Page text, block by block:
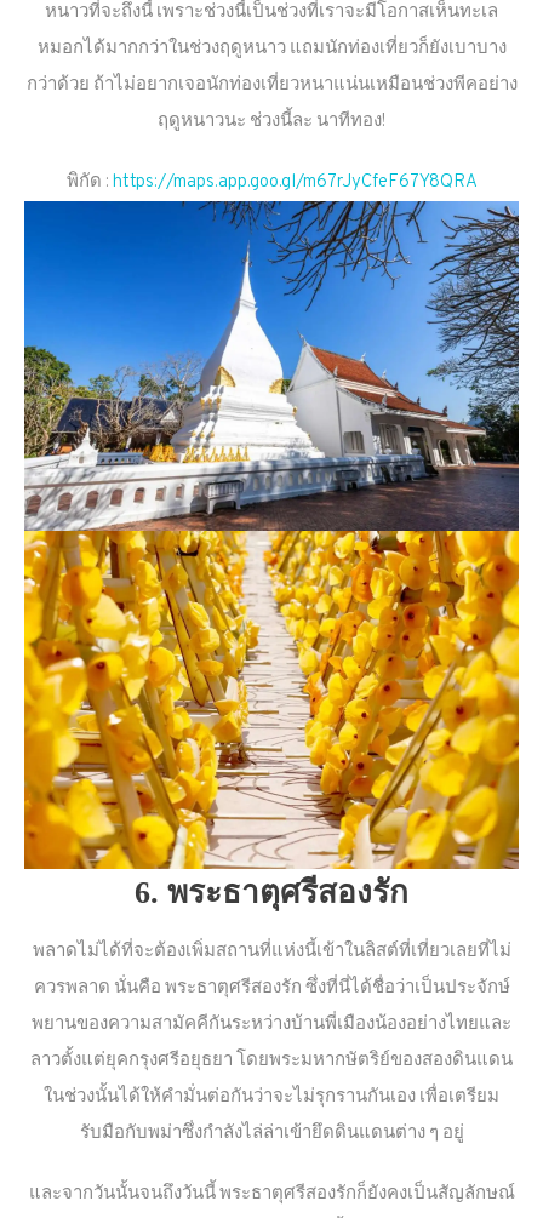
หนาวที่จะถึงนี้ เพราะช่วงนี้เป็นช่วงที่เราจะมีโอกาสเห็นทะเล
หมอกได้มากกว่าในช่วงฤดูหนาว แถมนักท่องเที่ยวก็ยังเบาบาง
กว่าด้วย ถ้าไม่อยากเจอนักท่องเที่ยวหนาแน่นเหมือนช่วงพีคอย่าง
ฤดูหนาวนะ ช่วงนี้ละ นาทีทอง!
พิกัด : https://maps.app.goo.gl/m67rJyCfeF67Y8QRA
6. พระธาตุศรีสองรัก
พลาดไม่ได้ที่จะต้องเพิ่มสถานที่แห่งนี้เข้าในลิสต์ที่เที่ยวเลยที่ไม่
ควรพลาด นั่นคือ พระธาตุศรีสองรัก ซึ่งที่นี่ได้ชื่อว่าเป็นประจักษ์
พยานของความสามัคคีกันระหว่างบ้านพี่เมืองน้องอย่างไทยและ
ลาวตั้งแต่ยุคกรุงศรีอยุธยา โดยพระมหากษัตริย์ของสองดินแดน
ในช่วงนั้นได้ให้คำมั่นต่อกันว่าจะไม่รุกรานกันเอง เพื่อเตรียม
รับมือกับพม่าซึ่งกำลังไล่ล่าเข้ายึดดินแดนต่าง ๆ อยู่
และจากวันนั้นจนถึงวันนี้ พระธาตุศรีสองรักก็ยังคงเป็นสัญลักษณ์